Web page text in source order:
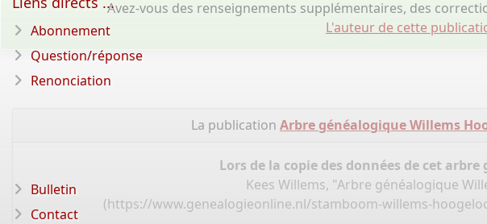
Avez-vous des renseignements supplémentaires, des
L'auteur de cette
La publication Arbre généalogique Willems
Lors de la copie des données de cet
Kees Willems, "Arbre généalogique
(https://www.genealogieonline.nl/stamboom-willems-
Abonnement
Question/réponse
Renonciation
Bulletin
Contact